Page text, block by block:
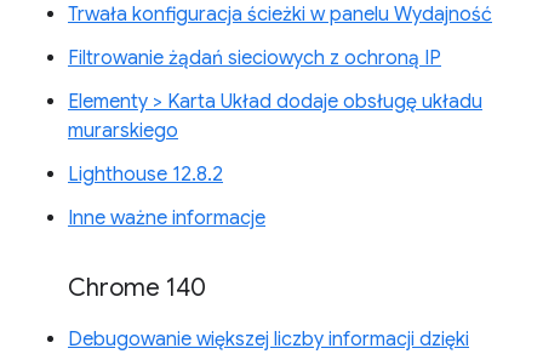
Trwała konfiguracja ścieżki w panelu Wydajność
Filtrowanie żądań sieciowych z ochroną IP
Elementy > Karta Układ dodaje obsługę układu
murarskiego
Lighthouse 12.8.2
Inne ważne informacje
Chrome 140
Debugowanie większej liczby informacji dzięki